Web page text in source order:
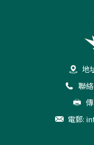
地
聯
電郵: